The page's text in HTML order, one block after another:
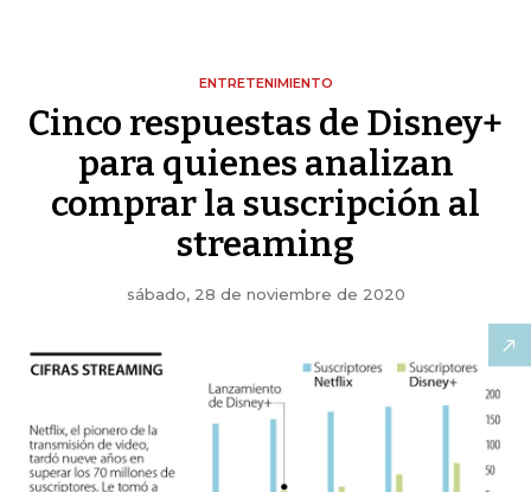
ENTRETENIMIENTO
Cinco respuestas de Disney+
para quienes analizan
comprar la suscripción al
streaming
sábado, 28 de noviembre de 2020